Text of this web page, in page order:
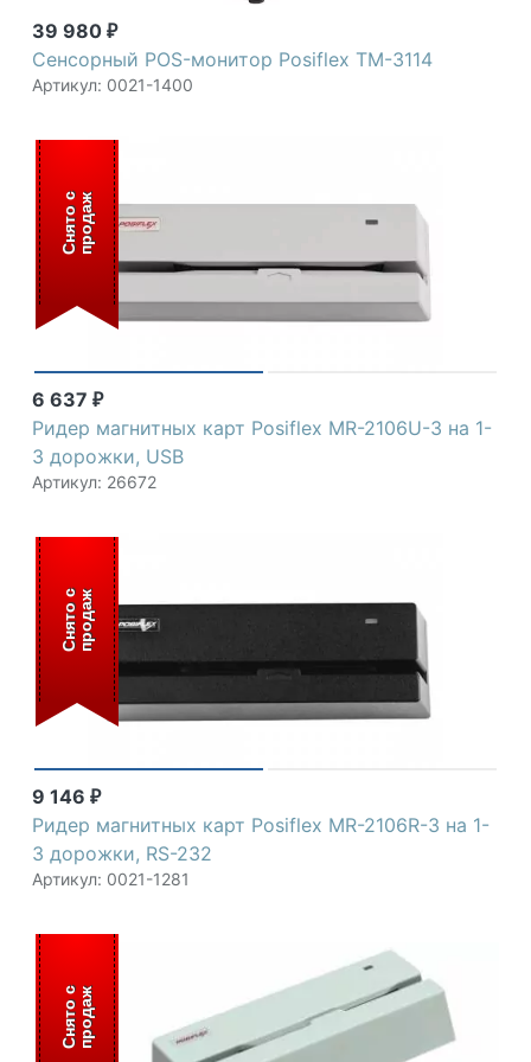
39 980 ₽
Сенсорный POS-монитор Posiflex TM-3114
Артикул: 0021-1400
6 637 ₽
Ридер магнитных карт Posiflex MR-2106U-3 на 1-
3 дорожки, USB
Артикул: 26672
С
н
я
т
о
с
п
р
о
д
аж
9 146 ₽
Ридер магнитных карт Posiflex MR-2106R-3 на 1-
3 дорожки, RS-232
Артикул: 0021-1281
С
н
я
т
о
с
п
р
о
д
аж
С
н
я
т
о
с
п
р
о
д
аж